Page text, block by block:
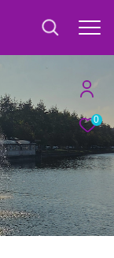
0